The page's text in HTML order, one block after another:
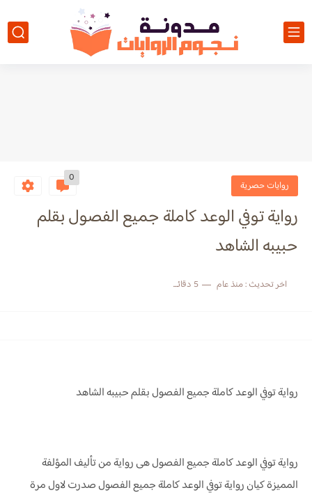
روايات حصرية
0
رواية توفي الوعد كاملة جميع الفصول بقلم
حبيبه الشاهد
اخر تحديث :منذ عام 5 دقائق للقراءة
رواية توفي الوعد كاملة جميع الفصول بقلم حبيبه الشاهد
رواية توفي الوعد كاملة جميع الفصول هى رواية من تأليف المؤلفة
المميزة كيانرواية توفي الوعد كاملة جميع الفصول صدرت لاول مرة